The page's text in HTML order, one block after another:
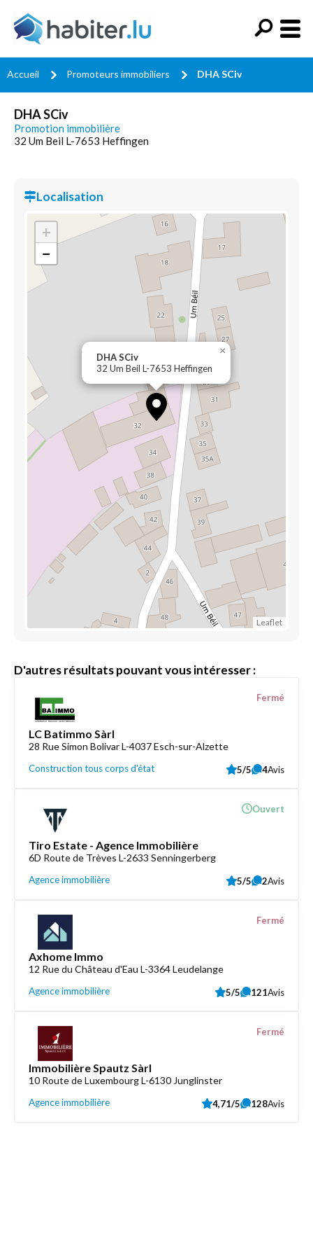
Accueil Promoteurs immobiliers DHA SCiv
DHA SCiv
Promotion immobilière
32 Um Beil L-7653 Heffingen
Localisation
DHA SCiv
32 Um Beil L-7653 Heffingen
×
+
−
Leaflet
D'autres résultats pouvant vous intéresser :
LC Batimmo Sàrl
28 Rue Simon Bolivar L-4037 Esch-sur-Alzette
Construction tous corps d'état
Fermé
5/5 4Avis
Tiro Estate - Agence Immobilière
6D Route de Trèves L-2633 Senningerberg
Agence immobilière
Ouvert
5/5 2Avis
Axhome Immo
12 Rue du Château d'Eau L-3364 Leudelange
Agence immobilière
Fermé
5/5 121Avis
Immobilière Spautz Sàrl
10 Route de Luxembourg L-6130 Junglinster
Agence immobilière
Fermé
4,71/5 128Avis